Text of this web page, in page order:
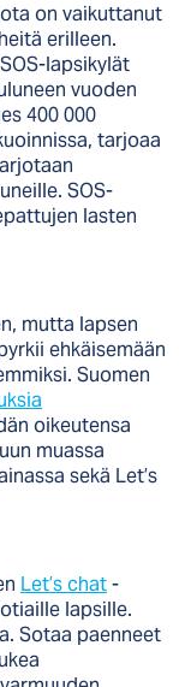
on vaikuttanut
erilleen.
lapsikylät
vuoden
400 000
tarjoaa
SOS-
lasten
mutta lapsen
ehkäisemään
Suomen
oikeutensa
muassa
sekä Let’s
Let’s chat-
lapsille.
Sotaa paenneet